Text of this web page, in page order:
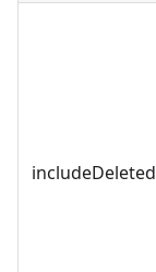
includeDeleted